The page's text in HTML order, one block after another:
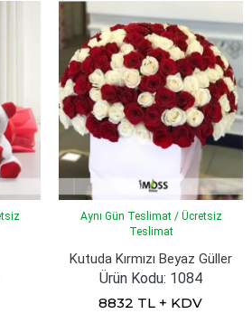
Aynı Gün Teslimat / Ücretsiz
Teslimat
Kutuda Kırmızı Beyaz Güller
Ürün Kodu: 1084
8832 TL + KDV